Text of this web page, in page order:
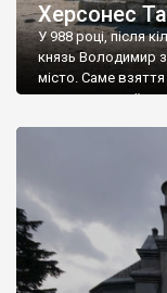
Херсонес
У 988 році, після
князь Володимир
місто. Саме
диктувати свої
Херсонесі
А потім було